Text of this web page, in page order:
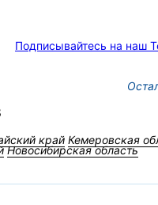
Подписывайтесь на наш
край Кемеровская
Новосибирская область